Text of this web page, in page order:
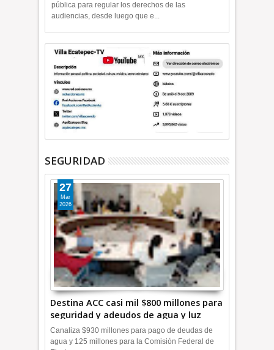
pública para regular los derechos de las
audiencias, desde luego que e...
SEGURIDAD
Destina ACC casi mil $800 millones para
seguridad y adeudos de agua y luz
+Video
27
Mar
2026
Canaliza $930 millones para pago de deudas de
agua y 125 millones para la Comisión Federal de